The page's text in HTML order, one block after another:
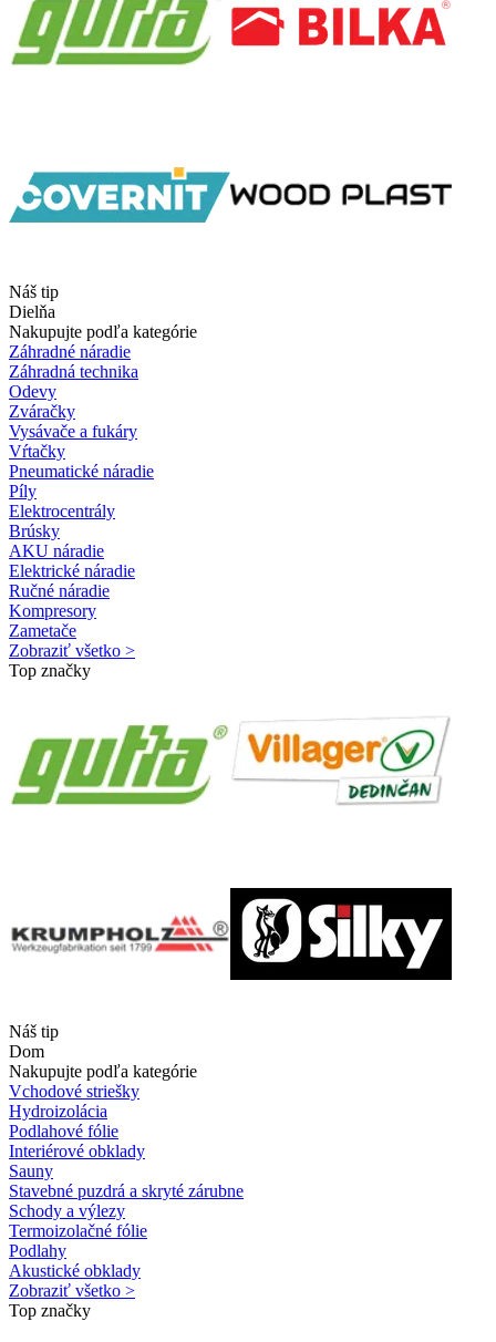
Náš tip
Dielňa
Nakupujte podľa kategórie
Záhradné náradie
Záhradná technika
Odevy
Zváračky
Vysávače a fukáry
Vŕtačky
Pneumatické náradie
Píly
Elektrocentrály
Brúsky
AKU náradie
Elektrické náradie
Ručné náradie
Kompresory
Zametače
Zobraziť všetko >
Top značky
Náš tip
Dom
Nakupujte podľa kategórie
Vchodové striešky
Hydroizolácia
Podlahové fólie
Interiérové obklady
Sauny
Stavebné puzdrá a skryté zárubne
Schody a výlezy
Termoizolačné fólie
Podlahy
Akustické obklady
Zobraziť všetko >
Top značky